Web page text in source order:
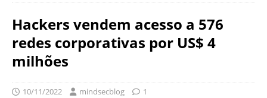
Hackers vendem acesso a 576
redes corporativas por US$ 4
milhões
10/11/2022 mindsecblog 1